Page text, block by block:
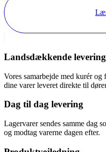
Landsdækkende levering
Vores samarbejde med kurér
dine varer leveret direkte til
Dag til dag levering
Lagervarer sendes samme dag
og modtag varerne dagen efter.